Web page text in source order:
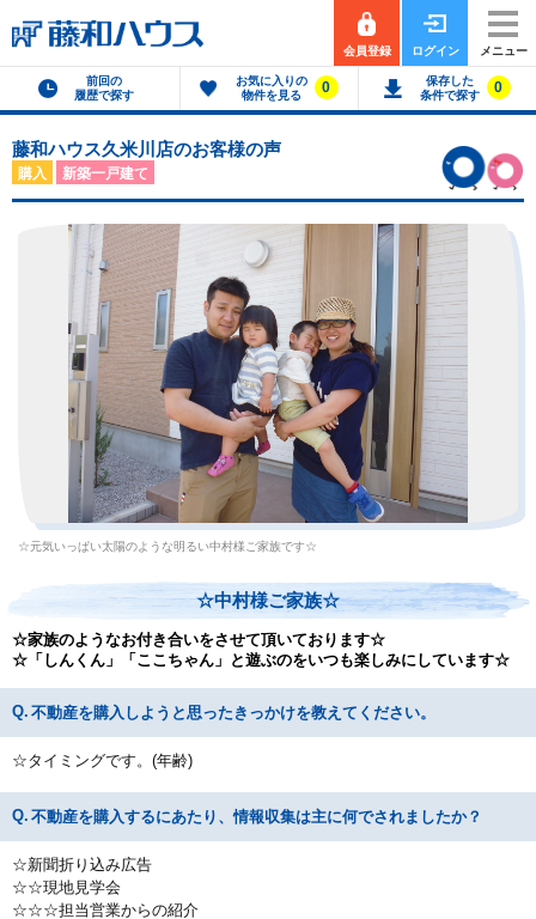
会員登録 ログイン メニュー
前回の
履歴で探す
お気に入りの
物件を見る
0
保存した
条件で探す
0
藤和ハウス久米川店のお客様の声
購入 新築一戸建て
☆元気いっぱい太陽のような明るい中村様ご家族です☆
☆中村様ご家族☆
☆家族のようなお付き合いをさせて頂いております☆
☆「しんくん」「ここちゃん」と遊ぶのをいつも楽しみにしています☆
不動産を購入しようと思ったきっかけを教えてください。
☆タイミングです。(年齢)
不動産を購入するにあたり、情報収集は主に何でされましたか？
☆新聞折り込み広告
☆☆現地見学会
☆☆☆担当営業からの紹介